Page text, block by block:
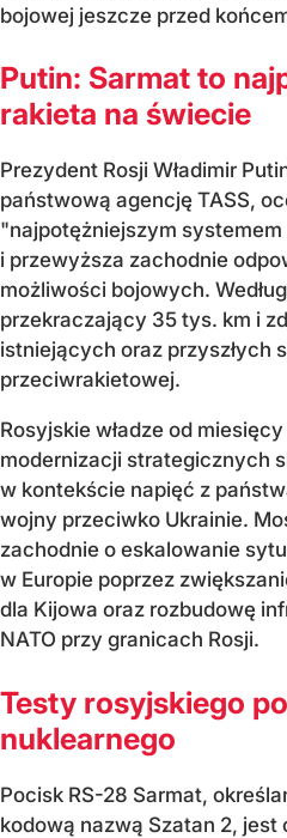
bojowej jeszcze przed
Putin: Sarmat to
rakieta na świecie
Prezydent Rosji Władimir
państwową agencję TASS,
"najpotężniejszym
i przewyższa zachodnie
możliwości bojowych.
przekraczający 35 tys. km i
istniejących oraz przyszłych
przeciwrakietowej.
Rosyjskie władze od
modernizacji strategicznych
w kontekście napięć z
wojny przeciwko Ukrainie.
zachodnie o eskalowanie
w Europie poprzez
dla Kijowa oraz rozbudowę
NATO przy granicach Rosji.
Testy rosyjskiego
nuklearnego
Pocisk RS-28 Sarmat,
kodową nazwą Szatan 2, jest